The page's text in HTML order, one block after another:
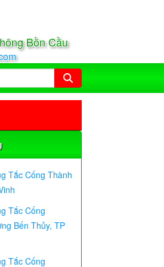
Bồn Cầu
Tắc Cống Thành
Tắc Cống
Bến Thủy, TP
Tắc Cống